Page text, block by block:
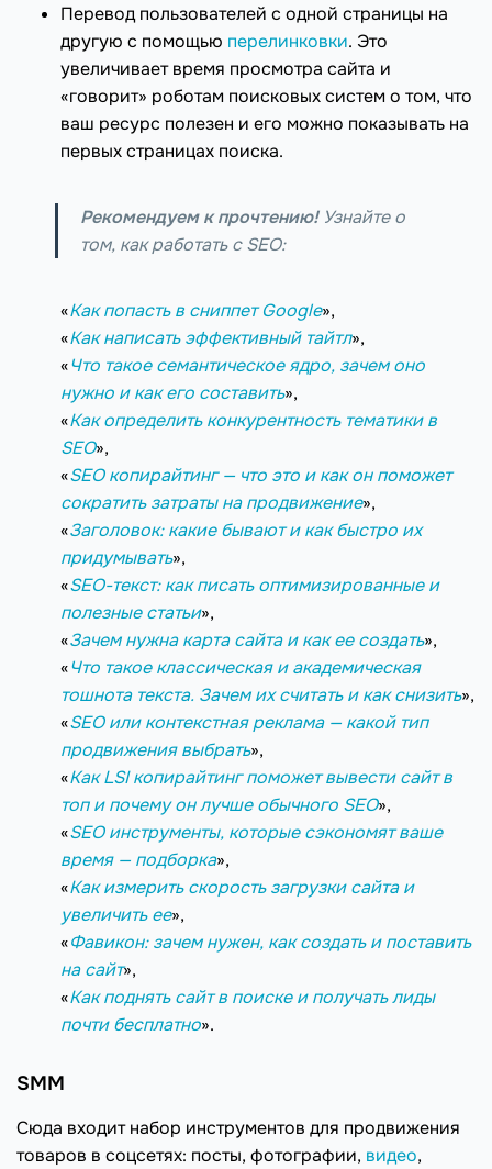
Перевод пользователей с одной страницы на
другую с помощью перелинковки. Это
увеличивает время просмотра сайта и
«говорит» роботам поисковых систем о том, что
ваш ресурс полезен и его можно показывать на
первых страницах поиска.
Рекомендуем к прочтению!Узнайте о
том, как работать с SEO:
«Как попасть в сниппет Google»,
«Как написать эффективный тайтл»,
«Что такое семантическое ядро, зачем оно
нужно и как его составить»,
«Как определить конкурентность тематики в
SEO»,
«SEO копирайтинг — что это и как он поможет
сократить затраты на продвижение»,
«Заголовок: какие бывают и как быстро их
придумывать»,
«SEO-текст: как писать оптимизированные и
полезные статьи»,
«Зачем нужна карта сайта и как ее создать»,
«Что такое классическая и академическая
тошнота текста. Зачем их считать и как снизить»,
«SEO или контекстная реклама — какой тип
продвижения выбрать»,
«Как LSI копирайтинг поможет вывести сайт в
топ и почему он лучше обычного SEO»,
«SEO инструменты, которые сэкономят ваше
время — подборка»,
«Как измерить скорость загрузки сайта и
увеличить ее»,
«Фавикон: зачем нужен, как создать и поставить
на сайт»,
«Как поднять сайт в поиске и получать лиды
почти бесплатно».
SMM
Сюда входит набор инструментов для продвижения
товаров в соцсетях: посты, фотографии, видео,